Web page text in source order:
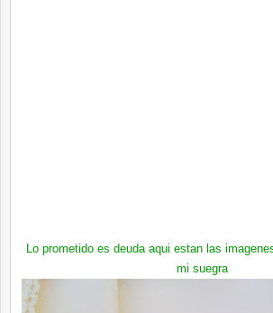
Lo prometido es deuda aqui estan las
mi suegra